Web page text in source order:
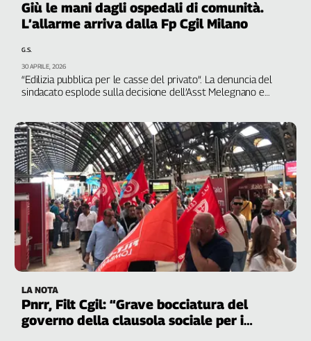
Giù le mani dagli ospedali di comunità.
L’allarme arriva dalla Fp Cgil Milano
“Edilizia pubblica per le casse del privato”. La denuncia del
sindacato esplode sulla decisione dell’Asst Melegnano e
privati. Parte la mobilitazione
G.S.
30 APRILE, 2026
LA NOTA
Pnrr, Filt Cgil: “Grave bocciatura del
governo della clausola sociale per i